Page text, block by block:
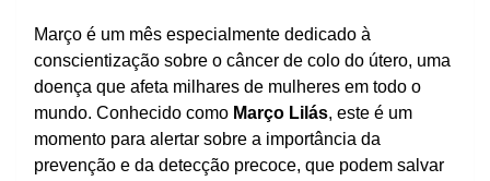
Março é um mês especialmente dedicado à
conscientização sobre o câncer de colo do útero, uma
doença que afeta milhares de mulheres em todo o
mundo. Conhecido como Março Lilás, este é um
momento para alertar sobre a importância da
prevenção e da detecção precoce, que podem salvar